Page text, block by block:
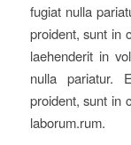
fugiat nulla
proident, sunt in
laehenderit in
nulla pariatur.
proident, sunt in
laborum.rum.